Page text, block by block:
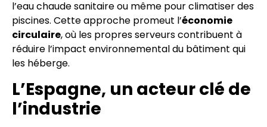
l’eau chaude sanitaire ou même pour climatiser des
piscines. Cette approche promeut l’économie
circulaire, où les propres serveurs contribuent à
réduire l’impact environnemental du bâtiment qui
les héberge.
L’Espagne, un acteur clé de
l’industrie